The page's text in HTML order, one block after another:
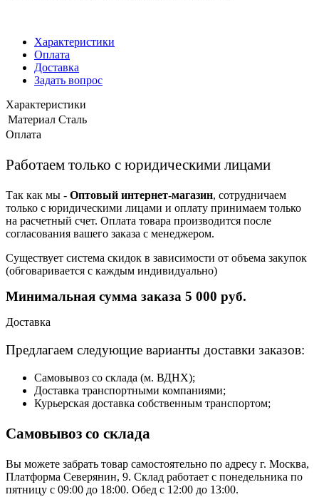
Характеристики
Оплата
Доставка
Задать вопрос
Характеристики
Материал Сталь
Оплата
Работаем только с юридическими лицами
Так как мы - Оптовый интернет-магазин, сотрудничаем
только с юридическими лицами и оплату принимаем только
на расчетный счет. Оплата товара производится после
согласования вашего заказа с менеджером.
Существует система скидок в зависимости от объема закупок
(обговаривается с каждым индивидуально)
Минимальная сумма заказа 5 000 руб.
Доставка
Предлагаем следующие варианты доставки заказов:
Самовывоз со склада (м. ВДНХ);
Доставка транспортными компаниями;
Курьерская доставка собственным транспортом;
Самовывоз со склада
Вы можете забрать товар самостоятельно по адресу г. Москва,
Платформа Северянин, 9. Склад работает с понедельника по
пятницу с 09:00 до 18:00. Обед с 12:00 до 13:00.